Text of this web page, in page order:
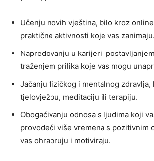
Učenju novih vještina, bilo kroz
praktične aktivnosti koje vas zanimaju.
Napredovanju u karijeri,
traženjem prilika koje vas mogu
Jačanju fizičkog i mentalnog zdravlja,
tjelovježbu, meditaciju ili terapiju.
Obogaćivanju odnosa s ljudima koji
provodeći više vremena s pozitivnim
vas ohrabruju i motiviraju.